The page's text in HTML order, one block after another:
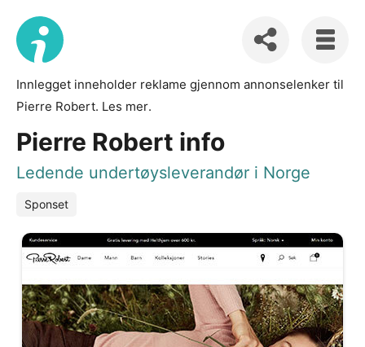
Innlegget inneholder reklame gjennom annonselenker til
Pierre Robert. Les mer.
Pierre Robert info
Ledende undertøysleverandør i Norge
Sponset